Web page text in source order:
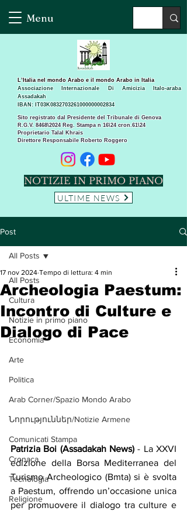
Menu
Sito registrato dal Presidente del Tribunale di Genova
R.G.V. 8468\2024 Reg. Stampa n 16\24 cron.61\24 ​
Proprietario Talal Khrais
Direttore Responsabile Roberto Roggero
L’Italia nel mondo Arabo e il mondo Arabo in Italia
Associazione Internazionale Di Amicizia Italo-araba
Assadakah
IBAN: IT03K0832703261000000002834
NOTIZIE IN PRIMO PIANO
ULTIME NEWS
Post
All Posts
Cultura
Notizie in primo piano
Economia
Arte
Politica
Arab Corner/Spazio Mondo Arabo
Նորություններ/Notizie Armene
Comunicati Stampa
Cronaca
Tecnologia
Religione
All Posts
Archeologia Paestum:
Incontro di Culture e
Dialogo di Pace
17 nov 2024 Tempo di lettura: 4 min
Patrizia Boi (Assadakah News) - La XXVI
edizione della Borsa Mediterranea del
Turismo Archeologico (Bmta) si è svolta
a Paestum, offrendo un’occasione unica
per promuovere il dialogo tra culture e